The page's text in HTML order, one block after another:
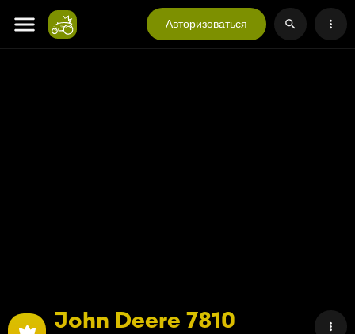
Авторизоваться
John Deere 7810